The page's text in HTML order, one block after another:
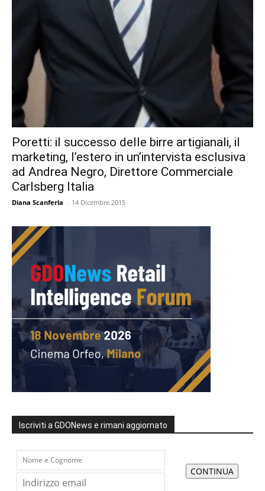
Poretti: il successo delle birre artigianali, il
marketing, l’estero in un’intervista esclusiva
ad Andrea Negro, Direttore Commerciale
Carlsberg Italia
Diana Scanferla - 14 Dicembre 2015
Iscriviti a GDONews e rimani aggiornato